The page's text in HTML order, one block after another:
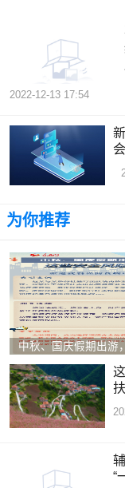
2022-12-13 17:54
为你推荐
中秋、国庆假期出游
“